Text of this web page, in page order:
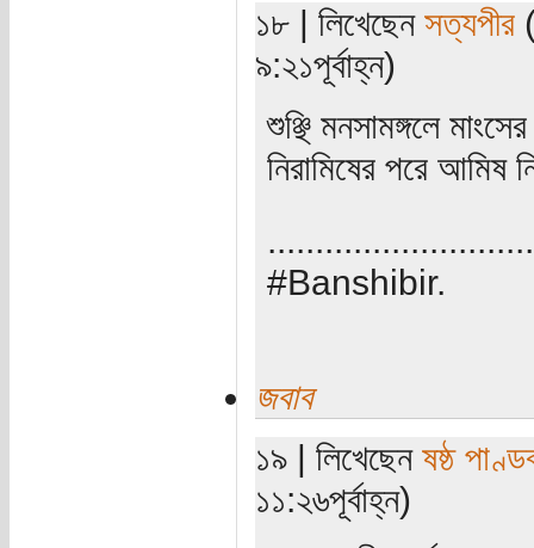
১৮ | লিখেছেন সত্যপীর
৯:২১পূর্বাহ্ন)
শুঞ্ছি মনসামঙ্গলে
নিরামিষের পরে আমিষ
#Banshibir.
জবাব
১৯ | লিখেছেন ষষ্ঠ
১১:২৬পূর্বাহ্ন)